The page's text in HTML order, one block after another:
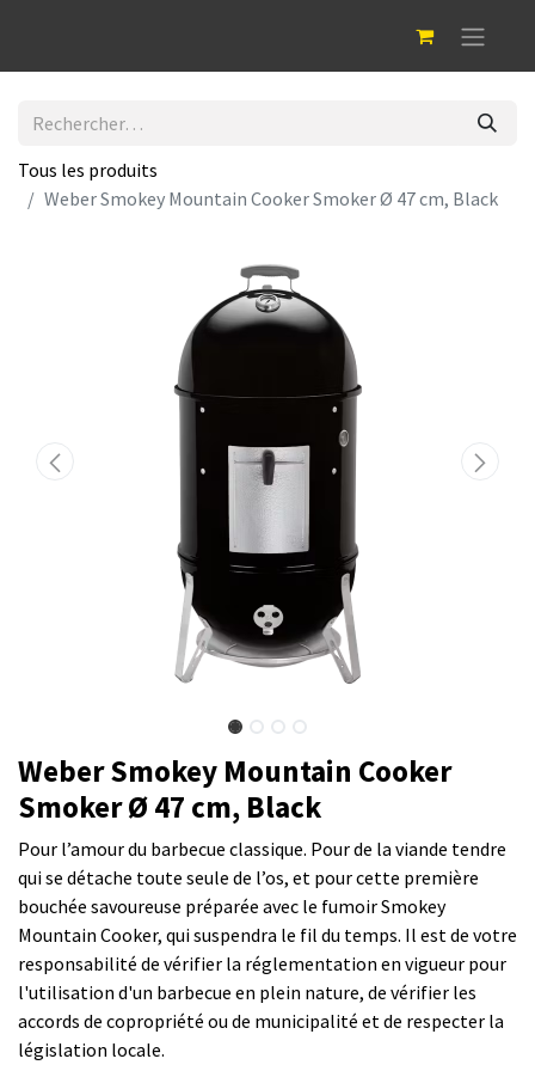
Tous les produits
Weber Smokey Mountain Cooker Smoker Ø 47 cm, Black
Weber Smokey Mountain Cooker
Smoker Ø 47 cm, Black
Pour l’amour du barbecue classique. Pour de la viande tendre
qui se détache toute seule de l’os, et pour cette première
bouchée savoureuse préparée avec le fumoir Smokey
Mountain Cooker, qui suspendra le fil du temps. Il est de votre
responsabilité de vérifier la réglementation en vigueur pour
l'utilisation d'un barbecue en plein nature, de vérifier les
accords de copropriété ou de municipalité et de respecter la
législation locale.